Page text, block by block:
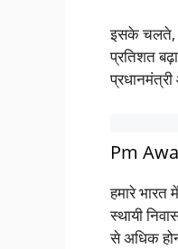
इसके चलते,
प्रतिशत
Pm
हमारे
स्थायी
से अधिक